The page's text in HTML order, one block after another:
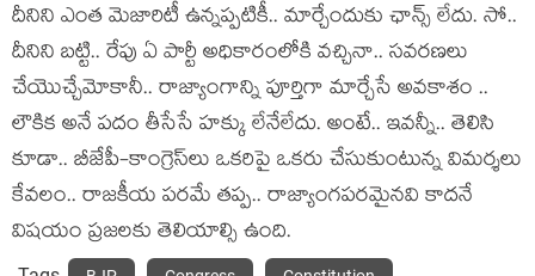
దీనిని ఎంత మెజారిటీ ఉన్న‌ప్ప‌టికీ.. మార్చేందుకు ఛాన్స్ లేదు. సో..
దీనిని బ‌ట్టి.. రేపు ఏ పార్టీ అధికారంలోకి వ‌చ్చినా.. స‌వ‌ర‌ణ‌లు
చేయొచ్చేమోకానీ.. రాజ్యాంగాన్ని పూర్తిగా మార్చేసే అవకాశం ..
లౌకిక అనే ప‌దం తీసేసే హ‌క్కు లేనేలేదు. అంటే.. ఇవ‌న్నీ.. తెలిసి
కూడా.. బీజేపీ-కాంగ్రెస్‌లు ఒక‌రిపై ఒక‌రు చేసుకుంటున్న విమ‌ర్శ‌లు
కేవ‌లం.. రాజ‌కీయ ప‌ర‌మే త‌ప్ప‌.. రాజ్యాంగ‌ప‌ర‌మైన‌వి కాద‌నే
విష‌యం ప్ర‌జ‌ల‌కు తెలియాల్సి ఉంది.